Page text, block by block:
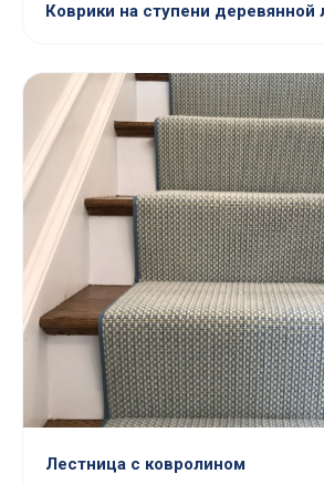
Коврики на ступени деревянной
Лестница с ковролином